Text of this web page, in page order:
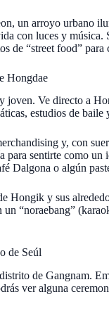
un arroyo urbano
con luces y
de “street food” para
Hongdae
joven. Ve directo a
estudios de
y, con
para sentirte como
Dalgona o algún
Hongik y sus
“noraebang”
de Seúl
de Gangnam.
ver alguna